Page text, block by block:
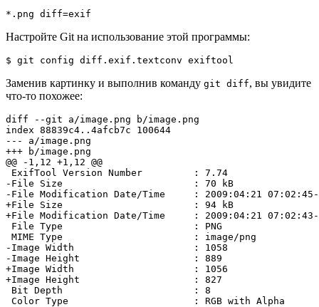
*.png diff=exif
Настройте Git на использование этой программы:
$ git config diff.exif.textconv exiftool
Заменив картинку и выполнив команду git diff, вы увидите
что-то похожее:
diff --git a/image.png b/image.png
index 88839c4 .. 4afcb7c 100644
--- a/image.png
+++ b/image.png
@@ -1,12 +1,12 @@
ExifTool Version Number
:
7.74
-File Size
: 70 kB
-File Modification Date/Time
: 2009 :04:21
+File Size
: 94 kB
+File Modification Date/Time
: 2009 :04:21
File Type
:
PNG
MIME Type
:
image/png
-Image Width
:
1058
-Image Height
:
889
+Image Width
:
1056
+Image Height
:
827
Bit Depth
:
8
Color Type
: RGB with Alpha